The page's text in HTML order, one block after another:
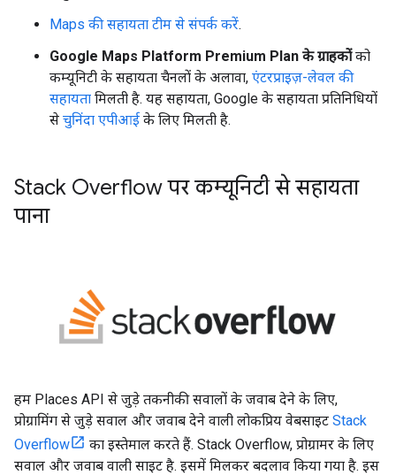
Maps की सहायता टीम से संपर्क करें.
Google Maps Platform Premium Plan के ग्राहकोंको
कम्यूनिटी के सहायता चैनलों के अलावा, एंटरप्राइज़-लेवल की
सहायता मिलती है. यह सहायता, Google के सहायता प्रतिनिधियों
से चुनिंदा एपीआई के लिए मिलती है.
Stack Overflow पर कम्यूनिटी से सहायता
पाना
हम Places API से जुड़े तकनीकी सवालों के जवाब देने के लिए,
प्रोग्रामिंग से जुड़े सवाल और जवाब देने वाली लोकप्रिय वेबसाइट Stack
Overflow
का इस्तेमाल करते हैं. Stack Overflow, प्रोग्रामर के लिए
सवाल और जवाब वाली साइट है. इसमें मिलकर बदलाव किया गया है. इस